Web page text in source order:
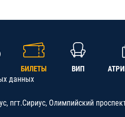
БИЛЕТЫ ВИП
данных
пгт.Сириус, Олимпийский